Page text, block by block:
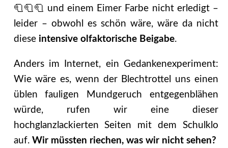
🧻🧻🧻 und einem Eimer Farbe nicht erledigt –
leider – obwohl es schön wäre, wäre da nicht
diese intensive olfaktorische Beigabe.
Anders im Internet, ein Gedankenexperiment:
Wie wäre es, wenn der Blechtrottel uns einen
üblen fauligen Mundgeruch entgegenblähen
würde, rufen wir eine dieser
hochglanzlackierten Seiten mit dem Schulklo
auf. Wir müssten riechen, was wir nicht sehen?